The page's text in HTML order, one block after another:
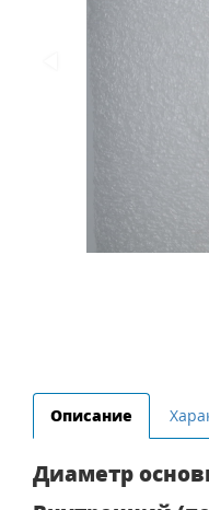
Описание
Диаметр